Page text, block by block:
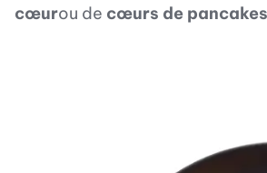
cœurou de cœurs de